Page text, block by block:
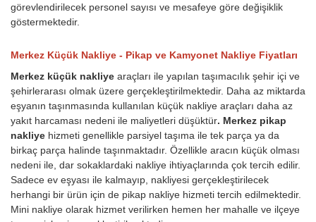
görevlendirilecek personel sayısı ve mesafeye göre değişiklik
göstermektedir.
Merkez Küçük Nakliye - Pikap ve Kamyonet Nakliye Fiyatları
Merkez küçük nakliye araçları ile yapılan taşımacılık şehir içi ve
şehirlerarası olmak üzere gerçekleştirilmektedir. Daha az miktarda
eşyanın taşınmasında kullanılan küçük nakliye araçları daha az
yakıt harcaması nedeni ile maliyetleri düşüktür. Merkez pikap
nakliye hizmeti genellikle parsiyel taşıma ile tek parça ya da
birkaç parça halinde taşınmaktadır. Özellikle aracın küçük olması
nedeni ile, dar sokaklardaki nakliye ihtiyaçlarında çok tercih edilir.
Sadece ev eşyası ile kalmayıp, nakliyesi gerçekleştirilecek
herhangi bir ürün için de pikap nakliye hizmeti tercih edilmektedir.
Mini nakliye olarak hizmet verilirken hemen her mahalle ve ilçeye